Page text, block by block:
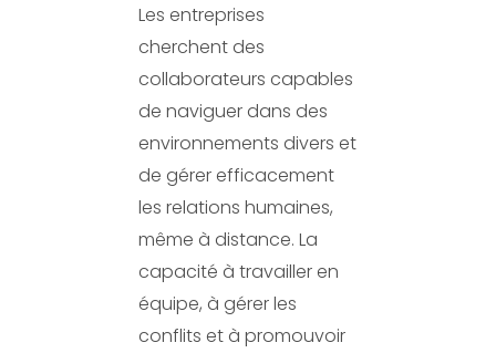
Les entreprises
cherchent des
collaborateurs capables
de naviguer dans des
environnements divers et
de gérer efficacement
les relations humaines,
même à distance. La
capacité à travailler en
équipe, à gérer les
conflits et à promouvoir